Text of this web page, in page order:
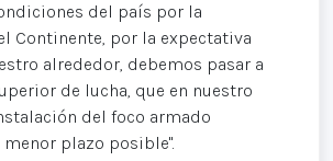
del país por la
Continente, por la expectativa
alrededor, debemos pasar a
de lucha, que en nuestro
del foco armado
menor plazo posible".